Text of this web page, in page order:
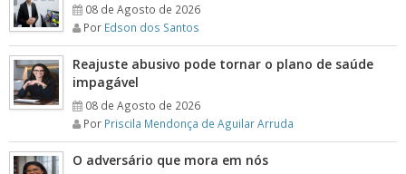
08 de Agosto de 2026
Por Edson dos Santos
Reajuste abusivo pode tornar o plano de saúde
impagável
08 de Agosto de 2026
Por Priscila Mendonça de Aguilar Arruda
O adversário que mora em nós